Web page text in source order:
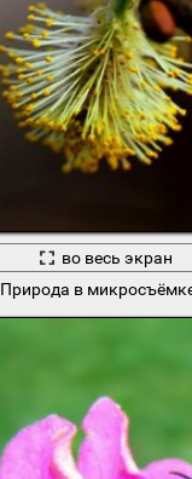
во весь экран
Природа в